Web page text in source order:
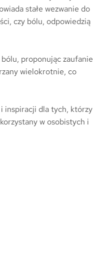
stałe wezwanie do
czy bólu, odpowiedzią
proponując zaufanie
wielokrotnie, co
inspiracji dla tych, którzy
w osobistych i